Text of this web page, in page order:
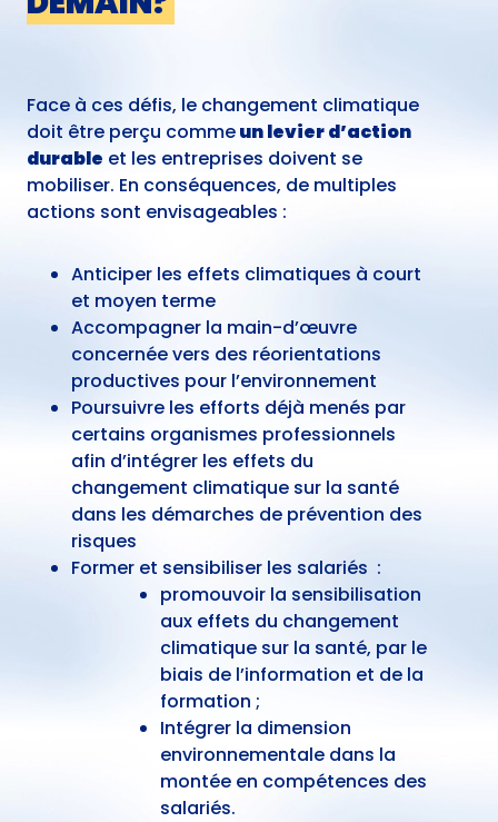
Face à ces défis, le changement climatique
doit être perçu commeun levier d’action
durable et les entreprises doivent se
mobiliser. En conséquences, de multiples
actions sont envisageables :
Anticiper les effets climatiques à court
et moyen terme
Accompagner la main-d’œuvre
concernée vers des réorientations
productives pour l’environnement
Poursuivre les efforts déjà menés par
certains organismes professionnels
afin d’intégrer les effets du
changement climatique sur la santé
dans les démarches de prévention des
risques
Former et sensibiliser les salariés :
promouvoir la sensibilisation
aux effets du changement
climatique sur la santé, par le
biais de l’information et de la
formation ;
Intégrer la dimension
environnementale dans la
montée en compétences des
salariés.